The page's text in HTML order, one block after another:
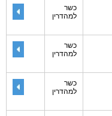
כשר
למהדרין
כשר
למהדרין
כשר
למהדרין